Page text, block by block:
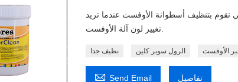
تقوم بتنظيف أسطوانة الأوفست عندما تريد
تغيير لون آلة الأوفست.
نظيف جدا الرول سوبر كلين الأوفست
 Send Email تفاصيل